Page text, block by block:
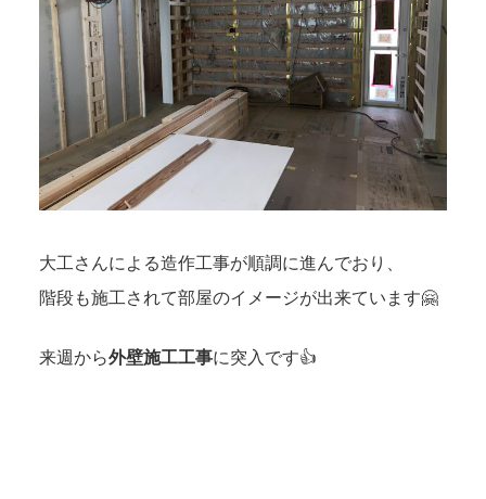
大工さんによる造作工事が順調に進んでおり、
階段も施工されて部屋のイメージが出来ています🤗
来週から外壁施工工事に突入です👍